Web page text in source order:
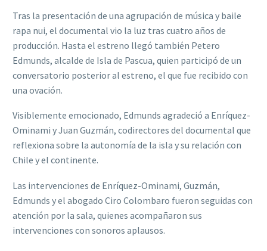
Tras la presentación de una agrupación de música y baile
rapa nui, el documental vio la luz tras cuatro años de
producción. Hasta el estreno llegó también Petero
Edmunds, alcalde de Isla de Pascua, quien participó de un
conversatorio posterior al estreno, el que fue recibido con
una ovación.
Visiblemente emocionado, Edmunds agradeció a Enríquez-
Ominami y Juan Guzmán, codirectores del documental que
reflexiona sobre la autonomía de la isla y su relación con
Chile y el continente.
Las intervenciones de Enríquez-Ominami, Guzmán,
Edmunds y el abogado Ciro Colombaro fueron seguidas con
atención por la sala, quienes acompañaron sus
intervenciones con sonoros aplausos.